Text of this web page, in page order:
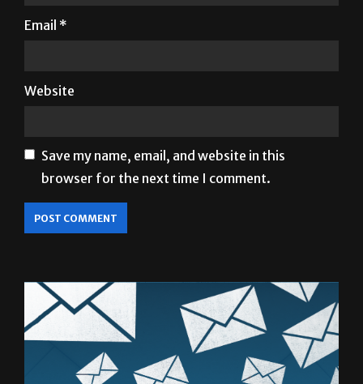
Email *
Website
Save my name, email, and website in this
browser for the next time I comment.